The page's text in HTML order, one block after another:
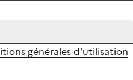
générales d'utilisation